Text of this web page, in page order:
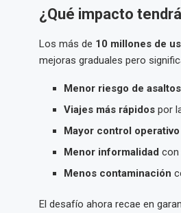
¿Qué impacto
Los más de 10 millones de
mejoras graduales pero
Menor riesgo de asaltos
Viajes más rápidospor
Mayor control operativo
Menor informalidad con
Menos contaminación
El desafío ahora recae en